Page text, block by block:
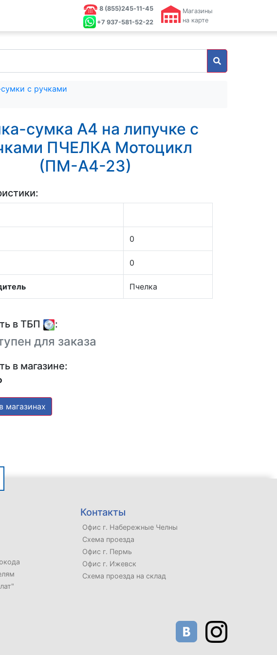
8 (855)245‑11-45
+7 937-581-52-22
Магазины
на карте
с ручками
сумка А4 на липучке с
ПЧЕЛКА Мотоцикл
(ПМ-А4-23)
0
0
Пчелка
в ТБП :
для заказа
в магазине:
магазинах
Контакты
Офис г. Набережные Челны
Схема проезда
Офис г. Пермь
Офис г. Ижевск
Схема проезда на склад